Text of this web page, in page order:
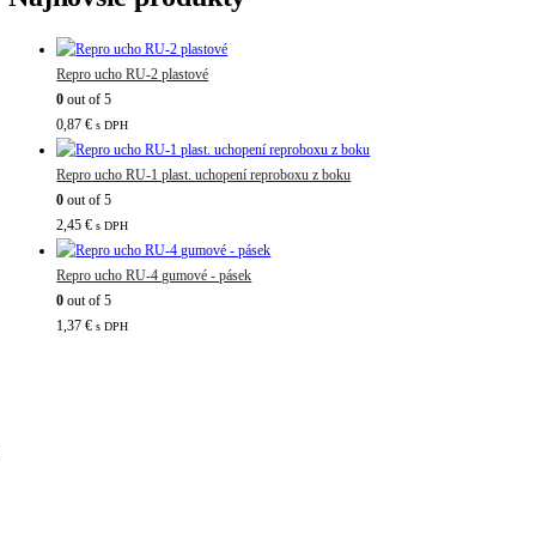
Repro ucho RU-2 plastové
0 out of 5
0,87€ s DPH
Repro ucho RU-1 plast. uchopení reproboxu z boku
0 out of 5
2,45€ s DPH
Repro ucho RU-4 gumové - pásek
0 out of 5
1,37€ s DPH